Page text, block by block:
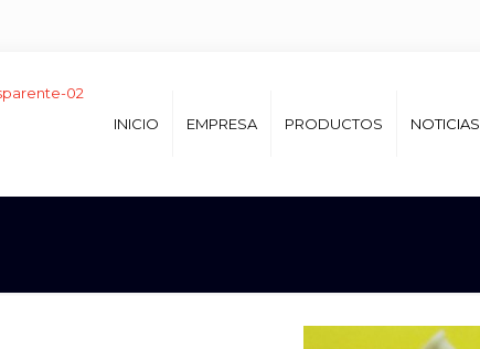
INICIO EMPRESA PRODUCTOS NOTICIAS